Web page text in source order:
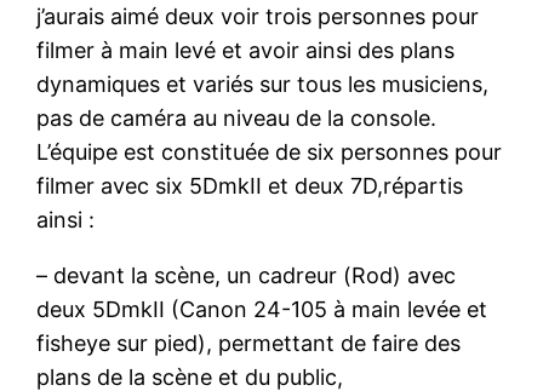
j’aurais aimé deux voir trois personnes pour
filmer à main levé et avoir ainsi des plans
dynamiques et variés sur tous les musiciens,
pas de caméra au niveau de la console.
L’équipe est constituée de six personnes pour
filmer avec six 5DmkII et deux 7D,répartis
ainsi :
– devant la scène, un cadreur (Rod) avec
deux 5DmkII (Canon 24-105 à main levée et
fisheye sur pied), permettant de faire des
plans de la scène et du public,